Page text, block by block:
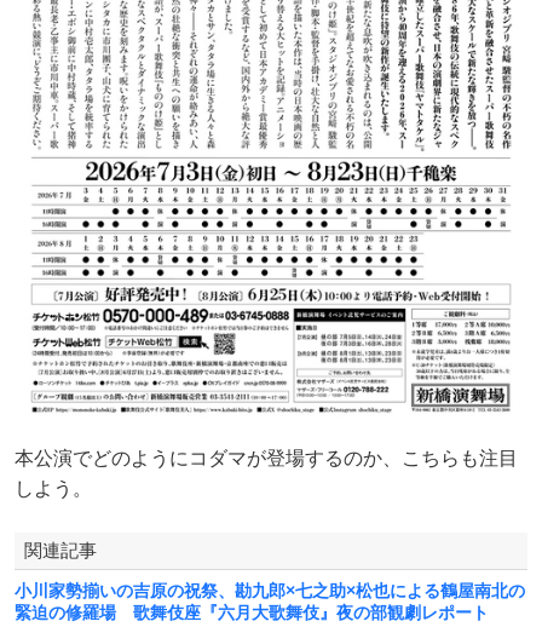
本公演でどのようにコダマが登場するのか、こちらも注目
しよう。
関連記事
小川家勢揃いの吉原の祝祭、勘九郎×七之助×松也による鶴屋南北の
緊迫の修羅場 歌舞伎座『六月大歌舞伎』夜の部観劇レポート